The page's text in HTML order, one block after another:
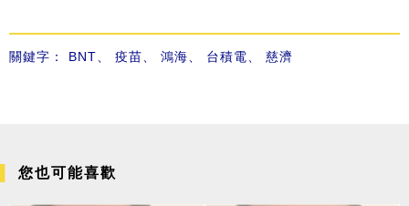
關鍵字： BNT 疫苗 鴻海 台積電 慈濟
您也可能喜歡